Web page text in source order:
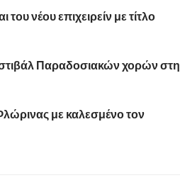
νέου επιχειρείν με τίτλο
Παραδοσιακών χορών στη
με καλεσμένο τον